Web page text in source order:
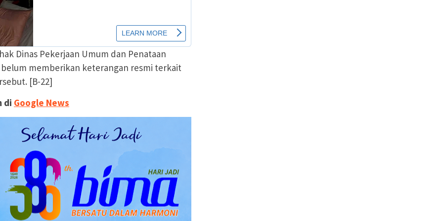
Dinas Pekerjaan Umum dan Penataan
belum memberikan keterangan resmi terkait
[B-22]
di Google News